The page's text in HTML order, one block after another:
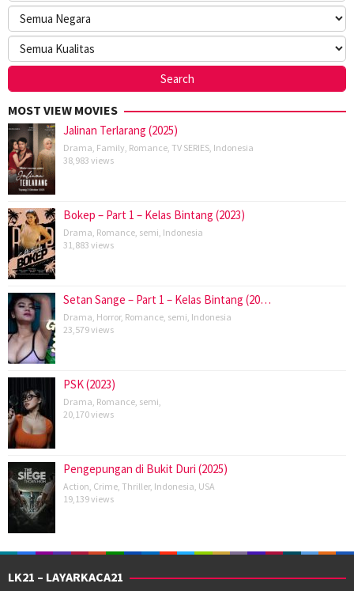
MOST VIEW MOVIES
Jalinan Terlarang (2025)
Drama Family Romance TV SERIES Indonesia
38,983 views
Bokep – Part 1 – Kelas Bintang (2023)
Drama Romance semi Indonesia
31,883 views
Setan Sange – Part 1 – Kelas Bintang (20…
Drama Horror, Romance semi Indonesia
23,579 views
PSK (2023)
Drama Romance semi
20,170 views
Pengepungan di Bukit Duri (2025)
Action Crime Thriller, Indonesia USA
19,139 views
LK21 – LAYARKACA21